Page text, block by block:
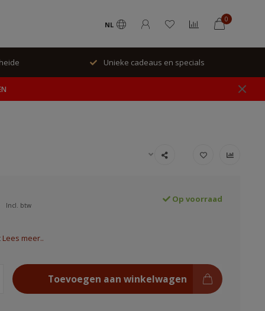
NL
0
Unieke cadeaus en specials
Incl. btw
Op voorraad
Lees meer..
Toevoegen aan winkelwagen